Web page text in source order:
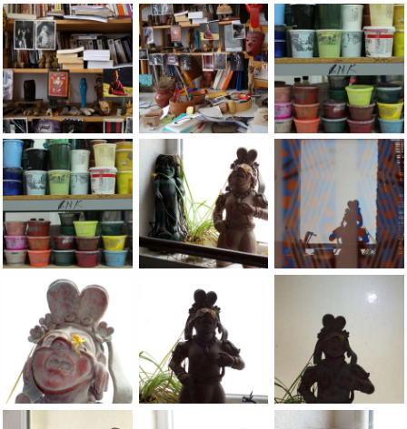
A FEW PHOTOS OF THE JEAN-PIERRE SERGENT
A FEW PHOTOS OF THE JEAN-PIERRE
A FEW PHOTOS
A FEW PHOTOS OF THE JEAN-PIERRE SERGENT
A FEW PHOTOS OF THE JEAN-PIERRE
Jean-Pierre
Jean-Pierre Sergent, photos in the studio by Jeanne Devis,
Jean-Pierre Sergent, Ã¢â¬ÅFlowers
Jean-Pierre
Jean-Pierre Sergent, Ã¢â¬ÅFlowers And Mexican Statues In
Jean-Pierre Sergent, Ã¢â¬ÅFlowers
Jean-Pierre